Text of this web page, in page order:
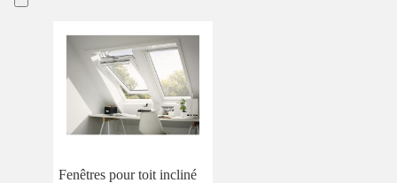
Fenêtres pour toit incliné